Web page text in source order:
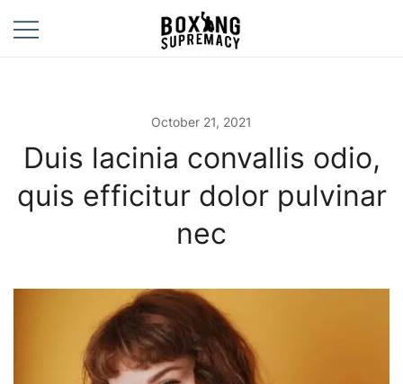
content
Street
October 21, 2021
Duis lacinia convallis odio,
quis efficitur dolor pulvinar
nec